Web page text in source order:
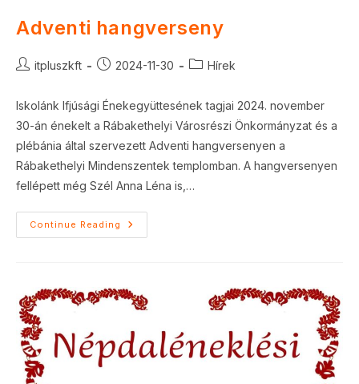
Adventi hangverseny
Postitpluszkft
Post2024-11-30
PostHírek
Iskolánk Ifjúsági Énekegyüttesének tagjai 2024. november
30-án énekelt a Rábakethelyi Városrészi Önkormányzat és a
plébánia által szervezett Adventi hangversenyen a
Rábakethelyi Mindenszentek templomban. A hangversenyen
fellépett még Szél Anna Léna is,…
Continue Reading
Adventi
Hangverseny